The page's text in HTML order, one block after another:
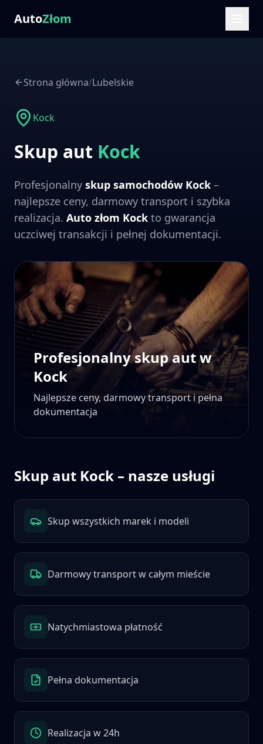
AutoZłom
Strona główna/Lubelskie
Kock
Skup aut Kock
Profesjonalny skup samochodów Kock –
najlepsze ceny, darmowy transport i szybka
realizacja. Auto złom Kock to gwarancja
uczciwej transakcji i pełnej dokumentacji.
Profesjonalny skup aut w
Kock
Najlepsze ceny, darmowy transport i pełna
dokumentacja
Skup aut Kock – nasze usługi
Skup wszystkich marek i modeli
Darmowy transport w całym mieście
Natychmiastowa płatność
Pełna dokumentacja
Realizacja w 24h